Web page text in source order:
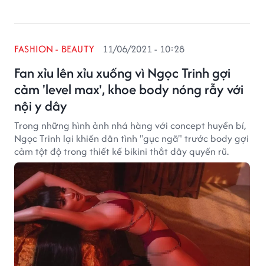
Fan xỉu lên xỉu xuống vì Ngọc Trinh gợi
cảm 'level max', khoe body nóng rẫy với
nội y dây
FASHION - BEAUTY 11/06/2021 - 10:28
Trong những hình ảnh nhá hàng với concept huyền bí,
Ngọc Trinh lại khiến dân tình "gục ngã" trước body gợi
cảm tột độ trong thiết kế bikini thắt dây quyến rũ.